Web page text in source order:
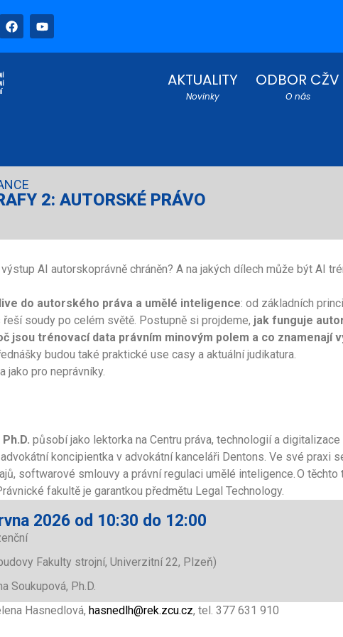
AKTUALITY
Novinky
ODBOR CŽV
O nás
2: AUTORSKÉ PRÁVO
AI autorskoprávně chráněn? A na jakých dílech může být AI
do autorského práva a umělé inteligence: od základních
soudy po celém světě. Postupně si projdeme, jak funguje
jsou trénovací data právním minovým polem a co znamenají
budou také praktické use casy a aktuální judikatura.
jako pro neprávníky.
působí jako lektorka na Centru práva, technologií a
koncipientka v advokátní kanceláři Dentons. Ve své praxi
softwarové smlouvy a právní regulaci umělé inteligence. O těchto
fakultě je garantkou předmětu Legal Technology.
2026 od 10:30 do 12:00
Fakulty strojní, Univerzitní 22, Plzeň)
Soukupová, Ph.D.
Hasnedlová, hasnedlh@rek.zcu.cz, tel. 377 631 910